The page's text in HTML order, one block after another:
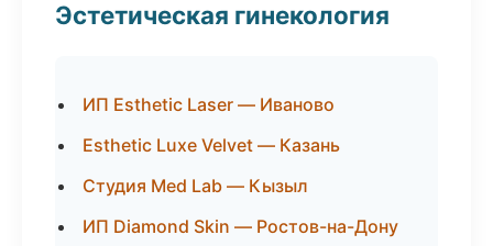
Эстетическая гинекология
ИП Esthetic Laser — Иваново
Esthetic Luxe Velvet — Казань
Студия Med Lab — Кызыл
ИП Diamond Skin — Ростов-на-Дону